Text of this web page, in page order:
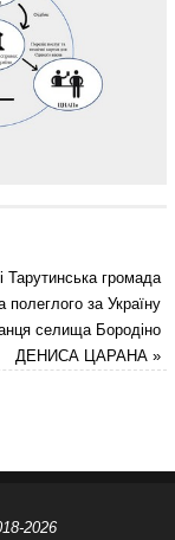
Тарутинська громада
полеглого за Україну
селища Бородіно
ДЕНИСА ЦАРАНА»
2026